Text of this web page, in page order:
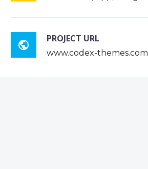

PROJECT URL
www.codex-themes.com